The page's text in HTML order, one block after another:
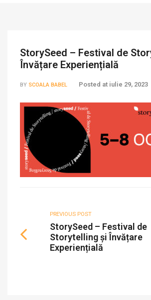
StorySeed – Festival de
Învățare Experiențială
BY SCOALA BABEL Posted at iulie 29, 2023
PREVIOUS POST
StorySeed – Festival de
Storytelling și Învățare
Experiențială